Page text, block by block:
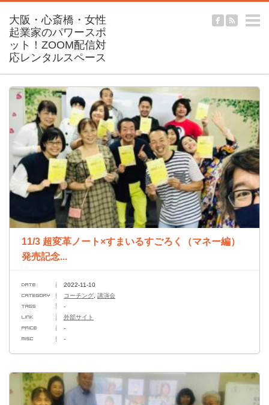
11/3 超変革ノート×すまいるすごろく（マネー編）
発売記念...
2022-11-10
コーチング 講演会
-
外部サイト
-
-